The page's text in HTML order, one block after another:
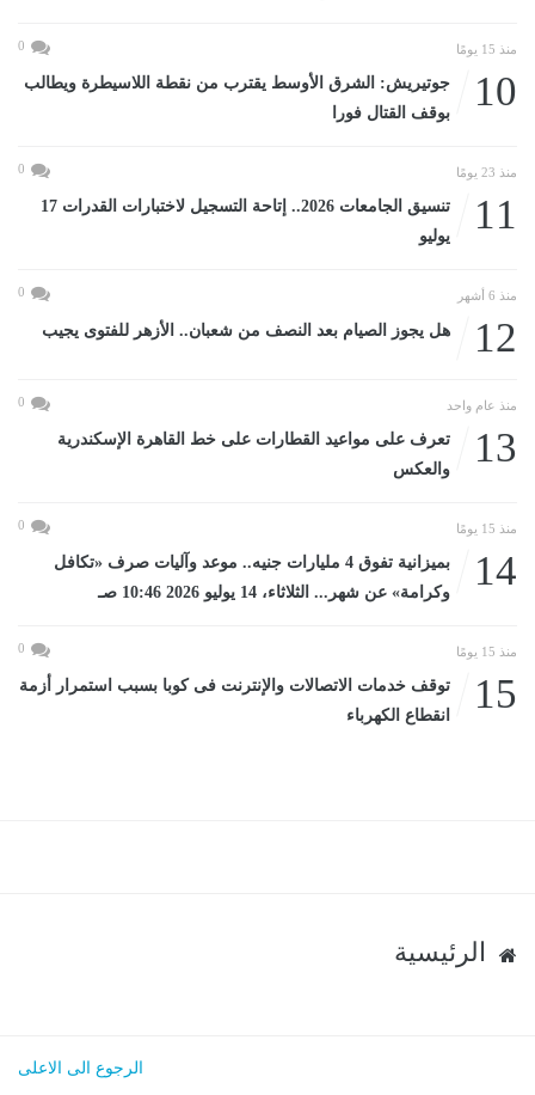
منذ 15 يومًا 0
10
جوتيريش: الشرق الأوسط يقترب من نقطة اللاسيطرة ويطالب
بوقف القتال فورا
منذ 23 يومًا 0
11
تنسيق الجامعات 2026.. إتاحة التسجيل لاختبارات القدرات 17
يوليو
منذ 6 أشهر 0
12 هل يجوز الصيام بعد النصف من شعبان.. الأزهر للفتوى يجيب
منذ عام واحد 0
13
تعرف على مواعيد القطارات على خط القاهرة الإسكندرية
والعكس
منذ 15 يومًا 0
14
بميزانية تفوق 4 مليارات جنيه.. موعد وآليات صرف «تكافل
وكرامة» عن شهر... الثلاثاء، 14 يوليو 2026 10:46 صـ
منذ 15 يومًا 0
15
توقف خدمات الاتصالات والإنترنت فى كوبا بسبب استمرار أزمة
انقطاع الكهرباء
الرئيسية
الرجوع الى الاعلى